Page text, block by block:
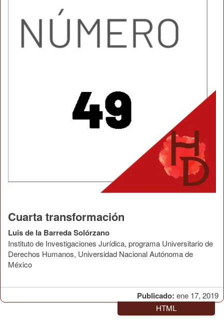
Publicado: ene 17, 2019
Cuarta transformación
Luis de la Barreda Solórzano
Instituto de Investigaciones Jurídica, programa Universitario de
Derechos Humanos, Universidad Nacional Autónoma de
México
HTML